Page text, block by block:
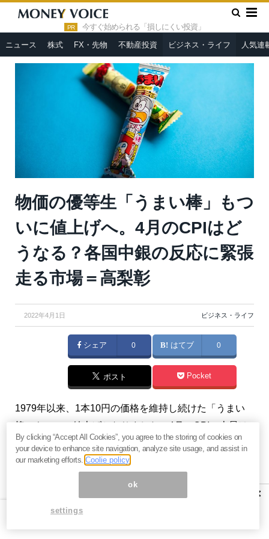
PR 今すぐ始められる「損しにくい投資」
ニュース 株式 FX・先物 不動産投資 ビジネス・ライフ 人気連
HOME » ビジネス・ライフ
物価の優等生「うまい棒」もつい
に値上げへ。4月のCPIはどうなる？各国中銀の反応に緊張走る市場
物価の優等生「うまい棒」もつ
いに値上げへ。4月のCPIはど
うなる？各国中銀の反応に緊張
走る市場＝高梨彰
2022年4月1日 ビジネス・ライフ
シェア 0 はてブ 0
ポスト Pocket
1979年以来、1本10円の価格を維持し続けた「うまい
棒」もついに値上げとなりました。4月のCPIの上昇は
必至となりそうですが、数値が公表される5月に向けて
市場の緊張感は高まりそうです。（『
【関連】無駄の塊「生命保険」なぜ欧米より3倍も高
い？保険会社のボッタクリと偽りの“相互扶助”に気づ
×
By clicking “Accept All Cookies”, you agree to the storing of cookies on
your device to enhance site navigation, analyze site usage, and assist in
our marketing efforts.Coolie policy
ok
settings